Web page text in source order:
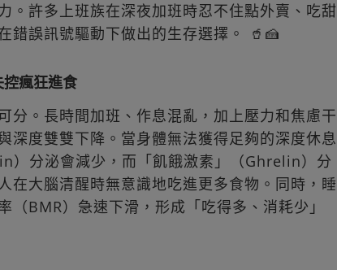
。許多上班族在深夜加班時忍不住點外賣、吃甜
錯誤訊號驅動下做出的生存選擇。 🥤🍰
瘋狂進食
分。長時間加班、作息混亂，加上壓力和焦慮干
深度雙雙下降。當身體無法獲得足夠的深度休息
）分泌會減少，而「飢餓激素」（Ghrelin）分
在大腦清醒時無意識地吃進更多食物。同時，睡
（BMR）急速下滑，形成「吃得多、消耗少」